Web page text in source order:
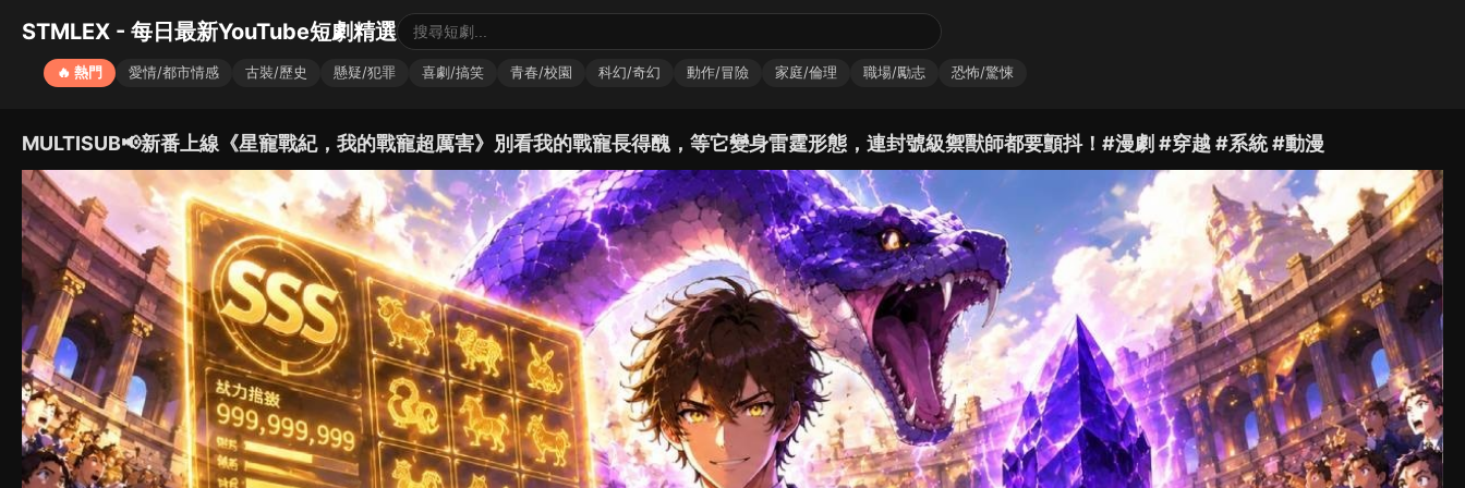
STMLEX - 每日最新YouTube短劇精選
🔥 熱門 愛情/都市情感 古裝/歷史 懸疑/犯罪 喜劇/搞笑 青春/校園 科幻/奇幻 動作/冒險 家庭/倫理 職場/勵志 恐怖/驚悚
MULTISUB📢新番上線《星寵戰紀，我的戰寵超厲害》別看我的戰寵長得醜，等它變身雷霆形態，連封號級禦獸師都要顫抖！#漫劇 #穿越 #系統 #動漫